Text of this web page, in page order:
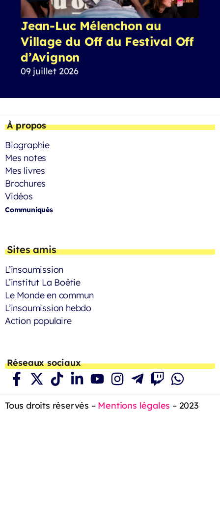
Jean-Luc Mélenchon au
Village du Off du Festival Off
d’Avignon
09 juillet 2026
À propos
Biographie
Mes notes
Mes livres
Brochures
Vidéos
Communiqués
Sites amis
L’insoumission
L’institut La Boétie
Le Monde en commun
L’insoumission hebdo
Action populaire
Réseaux sociaux
Tous droits réservés – Mentions légales – 2023